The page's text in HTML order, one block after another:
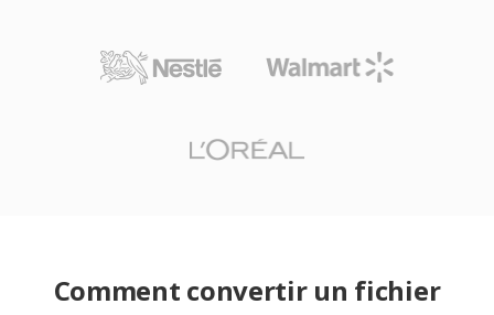
Comment convertir un fichier